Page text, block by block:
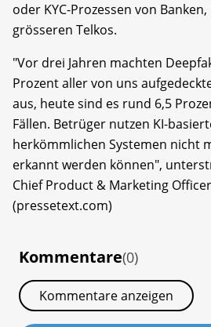
oder KYC-Prozessen von
grösseren Telkos.
"Vor drei Jahren machten
Prozent aller von uns
aus, heute sind es rund 6,5
Fällen. Betrüger nutzen KI-
herkömmlichen Systemen nicht
erkannt werden können",
Chief Product & Marketing
(pressetext.com)
Kommentare(0)
Kommentare anzeigen